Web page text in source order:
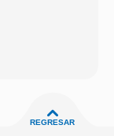
REGRESAR